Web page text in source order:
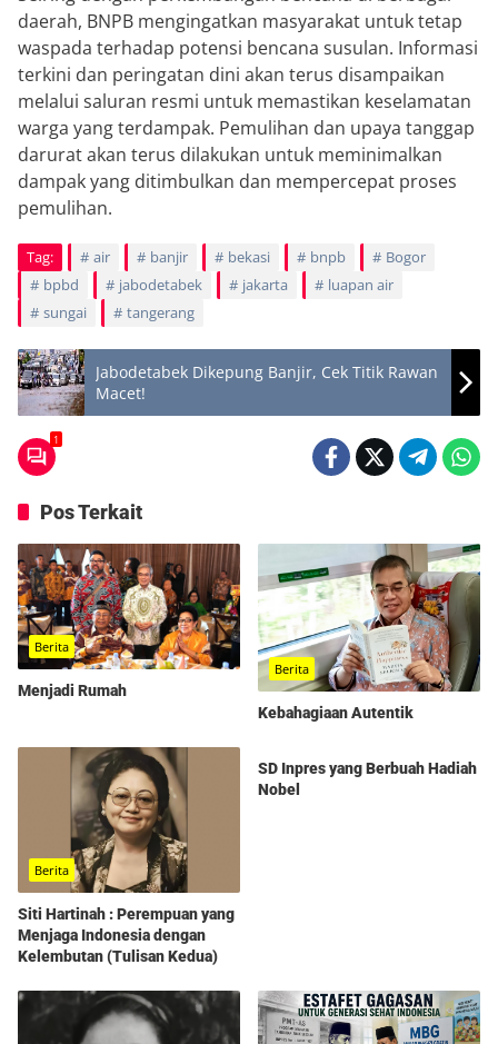
daerah, BNPB mengingatkan masyarakat untuk tetap
waspada terhadap potensi bencana susulan. Informasi
terkini dan peringatan dini akan terus disampaikan
melalui saluran resmi untuk memastikan keselamatan
warga yang terdampak. Pemulihan dan upaya tanggap
darurat akan terus dilakukan untuk meminimalkan
dampak yang ditimbulkan dan mempercepat proses
pemulihan.
Tag: air banjir bekasi bnpb
Bogor
bpbd
jabodetabek jakarta
luapan air
sungai
tangerang
Jabodetabek Dikepung Banjir, Cek Titik Rawan
Macet!
1
Pos Terkait
Berita
Menjadi Rumah
Berita
Kebahagiaan Autentik
Berita
Siti Hartinah : Perempuan yang
Menjaga Indonesia dengan
Kelembutan (Tulisan Kedua)
SD Inpres yang Berbuah Hadiah
Nobel